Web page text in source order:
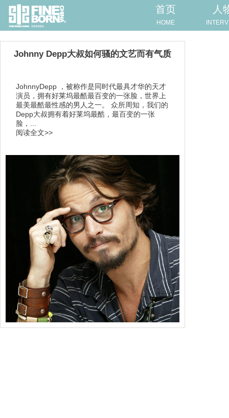
首页
HOME
人
Johnny Depp大叔如何骚的文艺而有气质
JohnnyDepp ，被称作是同时代最具才华的天才
演员，拥有好莱坞最酷最百变的一张脸，世界上
最美最酷最性感的男人之一。 众所周知，我们的
Depp大叔拥有着好莱坞最酷，最百变的一张
脸，...
阅读全文>>